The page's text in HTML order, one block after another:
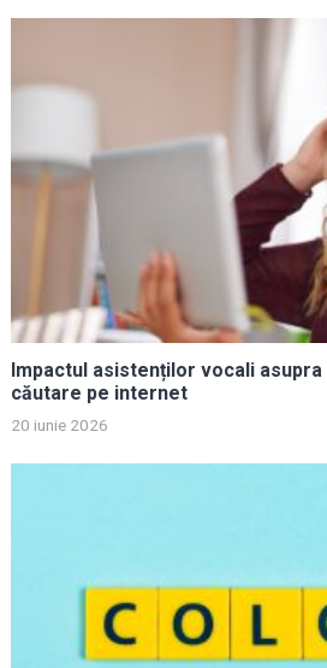
Impactul asistenților vocali
căutare pe internet
20 iunie 2026